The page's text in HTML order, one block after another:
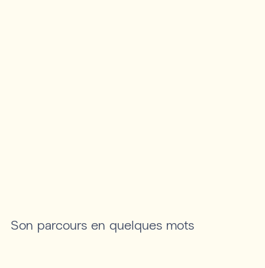
Son parcours en quelques mots